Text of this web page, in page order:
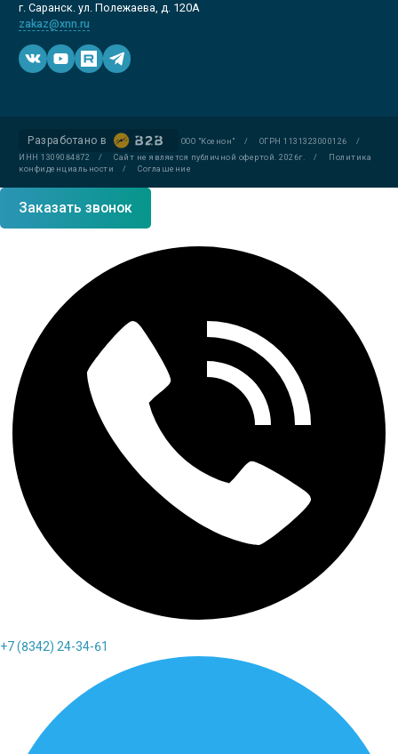
г. Саранск. ул. Полежаева, д. 120А
zakaz@xnn.ru
Разработано в ООО "Ксенон" / ОГРН 1131323000126
/
ИНН 1309084872
/ Сайт не является публичной офертой. 2026г. /
Политика
конфиденциальности
/ Соглашение
Заказать звонок
+7 (8342) 24-34-61